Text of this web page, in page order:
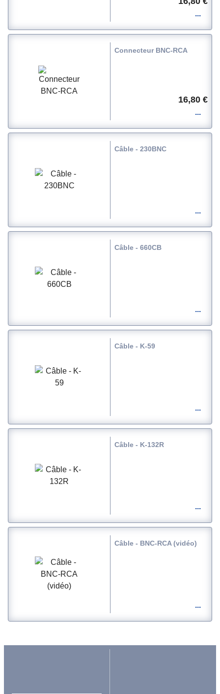
Connecteur BNC-RCA
16,80 €
Câble - 230BNC
Câble - 660CB
Câble - K-59
Câble - K-132R
Câble - BNC-RCA (vidéo)